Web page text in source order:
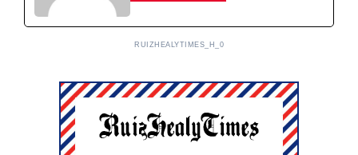
RUIZHEALYTIMES_H_0